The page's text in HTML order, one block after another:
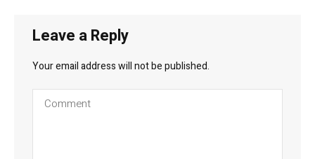
Leave a Reply
Your email address will not be published.